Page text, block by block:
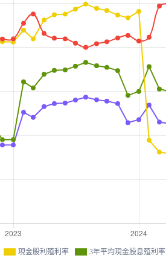
現金股利殖利率 3年平均現金股息殖利率